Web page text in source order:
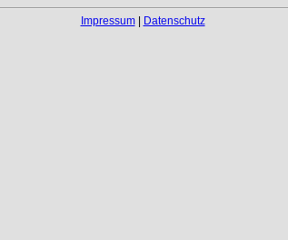
Impressum| Datenschutz